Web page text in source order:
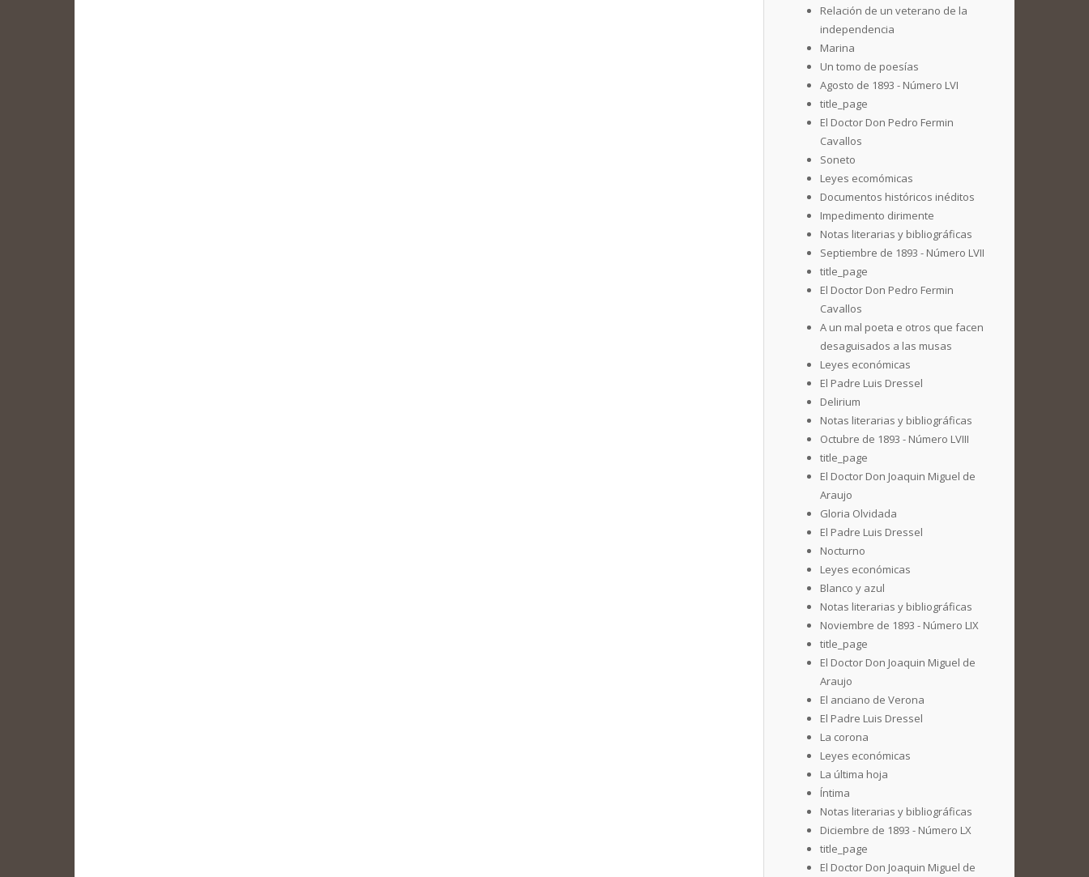
Relación de un veterano de la
independencia
Marina
Un tomo de poesías
Agosto de 1893 - Número LVI
title_page
El Doctor Don Pedro Fermin
Cavallos
Soneto
Leyes ecomómicas
Documentos históricos inéditos
Impedimento dirimente
Notas literarias y bibliográficas
Septiembre de 1893 - Número LVII
title_page
El Doctor Don Pedro Fermin
Cavallos
A un mal poeta e otros que facen
desaguisados a las musas
Leyes económicas
El Padre Luis Dressel
Delirium
Notas literarias y bibliográficas
Octubre de 1893 - Número LVIII
title_page
El Doctor Don Joaquin Miguel de
Araujo
Gloria Olvidada
El Padre Luis Dressel
Nocturno
Leyes económicas
Blanco y azul
Notas literarias y bibliográficas
Noviembre de 1893 - Número LIX
title_page
El Doctor Don Joaquin Miguel de
Araujo
El anciano de Verona
El Padre Luis Dressel
La corona
Leyes económicas
La última hoja
Íntima
Notas literarias y bibliográficas
Diciembre de 1893 - Número LX
title_page
El Doctor Don Joaquin Miguel de